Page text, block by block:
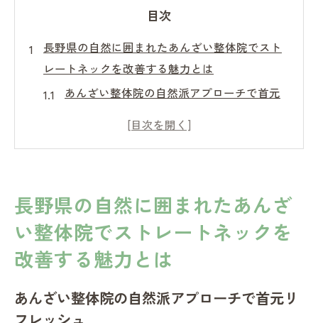
目次
長野県の自然に囲まれたあんざい整体院でスト
レートネックを改善する魅力とは
あんざい整体院の自然派アプローチで首元
の紹介
自然環境と整体施術による癒しの共演
地域密着型の整体院が提供する安心感
担を軽減する方法
長野県の自然に囲まれたあんざ
い整体院でストレートネックを
改善する魅力とは
あんざい整体院の自然派アプローチで首元リ
フレッシュ